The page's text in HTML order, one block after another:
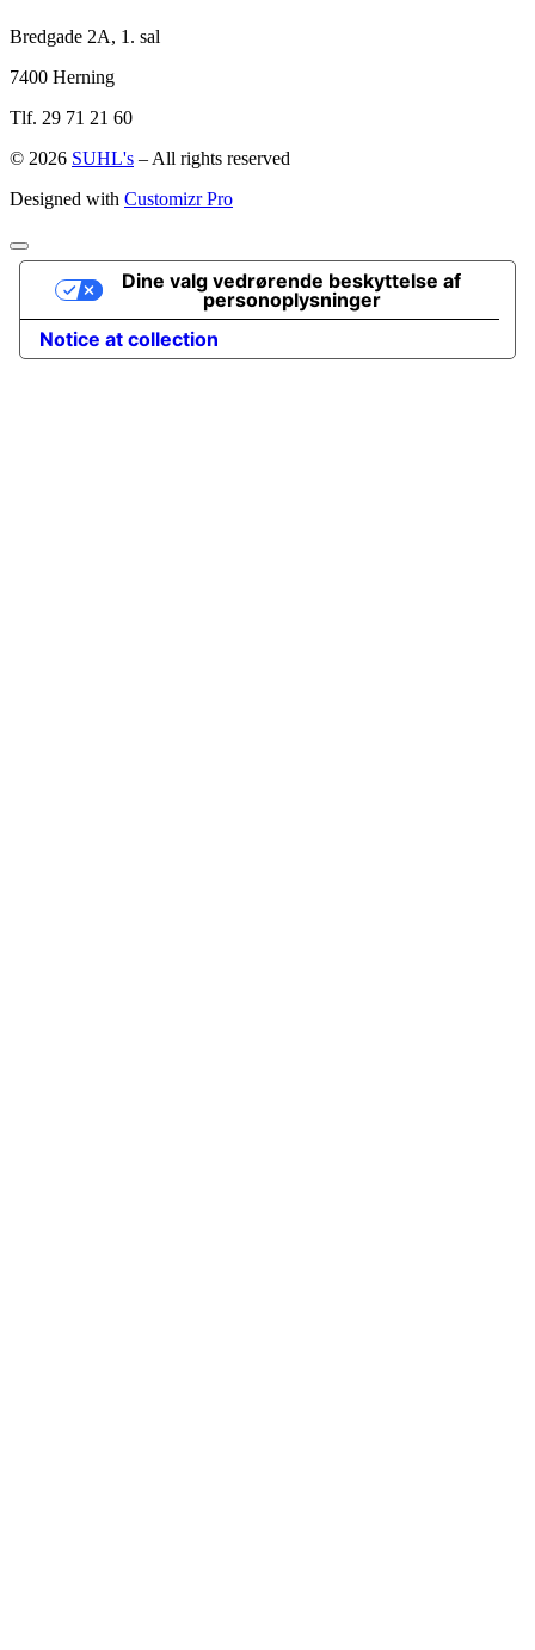
Bredgade 2A, 1. sal
7400 Herning
Tlf. 29 71 21 60
© 2026 SUHL's – All rights reserved
Designed with Customizr Pro
Notice at collection
Dine valg vedrørende beskyttelse af
personoplysninger